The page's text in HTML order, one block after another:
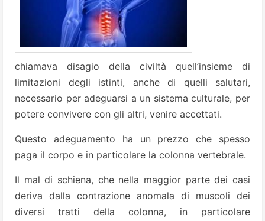
chiamava disagio della civiltà quell’insieme di
limitazioni degli istinti, anche di quelli salutari,
necessario per adeguarsi a un sistema culturale, per
potere convivere con gli altri, venire accettati.
Questo adeguamento ha un prezzo che spesso
paga il corpo e in particolare la colonna vertebrale.
Il mal di schiena, che nella maggior parte dei casi
deriva dalla contrazione anomala di muscoli dei
diversi tratti della colonna, in particolare